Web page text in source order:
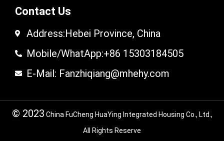
Contact Us
Address:Hebei Province, China
Mobile/WhatApp:+86 15303184505
E-Mail: Fanzhiqiang@mhehy.com
© 2023 China FuCheng HuaYing Integrated Housing Co., Ltd.,
All Rights Reserve